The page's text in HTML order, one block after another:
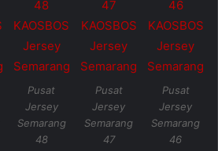
Pusat
Jersey
Semarang
48
Pusat
Jersey
Semarang
47
Pusat
Jersey
Semarang
46